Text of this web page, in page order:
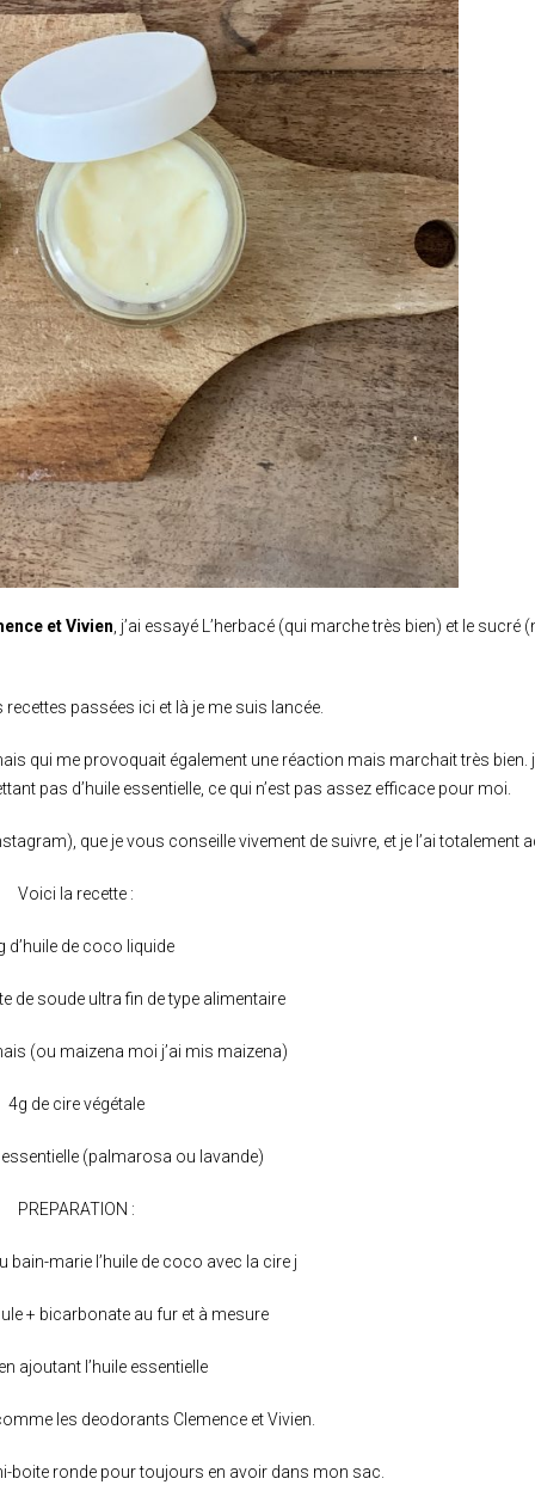
et Vivien , j’ai essayé L’herbacé (qui marche très bien) et le sucré
passées ici et là je me suis lancée.
qui me provoquait également une réaction mais marchait très bien.
pas d’huile essentielle, ce qui n’est pas assez efficace pour moi.
que je vous conseille vivement de suivre, et je l’ai totalement
Voici la recette :
d’huile de coco liquide
de soude ultra fin de type alimentaire
(ou maizena moi j’ai mis maizena)
4g de cire végétale
(palmarosa ou lavande)
PREPARATION :
bain-marie l’huile de coco avec la cire j
+ bicarbonate au fur et à mesure
ajoutant l’huile essentielle
les deodorants Clemence et Vivien.
boite ronde pour toujours en avoir dans mon sac.